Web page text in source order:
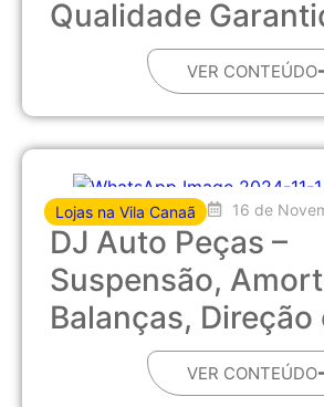
Qualidade
VER CONTEÚDO
Lojas na Vila Canaã 16 de
DJ Auto Peças –
Suspensão,
Balanças, Direção
VER CONTEÚDO